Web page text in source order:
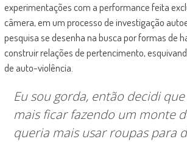
experimentações com a performance feita
câmera, em um processo de investigação
pesquisa se desenha na busca por formas de
construir relações de pertencimento,
de auto-violência.
Eu sou gorda, então decidi
mais ficar fazendo um monte
queria mais usar roupas para